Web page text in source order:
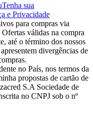
Tenha sua
e Privacidade
para compras via
válidas na compra
até o término dos nossos
divergências de
no País, nos termos da
propostas de cartão de
S.A Sociedade de
no CNPJ sob o nº